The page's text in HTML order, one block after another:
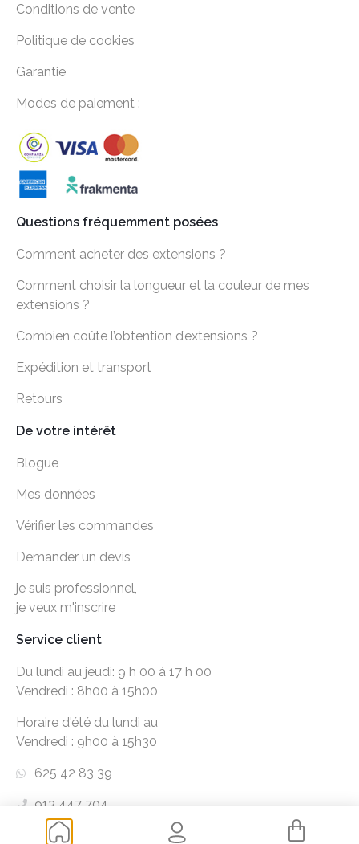
Conditions de vente
Politique de cookies
Garantie
Modes de paiement :
Questions fréquemment posées
Comment acheter des extensions ?
Comment choisir la longueur et la couleur de mes
extensions ?
Combien coûte l’obtention d’extensions ?
Expédition et transport
Retours
De votre intérêt
Blogue
Mes données
Vérifier les commandes
Demander un devis
je suis professionnel,
je veux m'inscrire
Service client
Du lundi au jeudi: 9 h 00 à 17 h 00
Vendredi : 8h00 à 15h00
Horaire d'été du lundi au
Vendredi : 9h00 à 15h30
625 42 83 39
913 447 704
hola@playextensions.com